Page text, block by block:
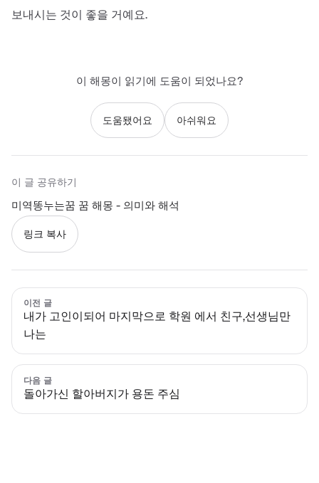
보내시는 것이 좋을 거예요.
이 해몽이 읽기에 도움이 되었나요?
도움됐어요 아쉬워요
이 글 공유하기
미역똥누는꿈 꿈 해몽 - 의미와 해석
링크 복사
이전 글
내가 고인이되어 마지막으로 학원 에서 친구,선생님만
나는
다음 글
돌아가신 할아버지가 용돈 주심